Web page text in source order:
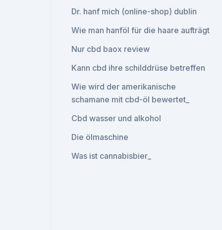
Dr. hanf mich (online-shop) dublin
Wie man hanföl für die haare aufträgt
Nur cbd baox review
Kann cbd ihre schilddrüse betreffen
Wie wird der amerikanische
schamane mit cbd-öl bewertet_
Cbd wasser und alkohol
Die ölmaschine
Was ist cannabisbier_